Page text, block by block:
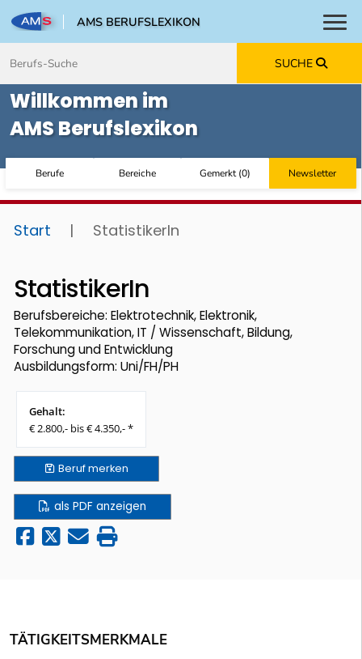
AMS BERUFSLEXIKON
SUCHE
Willkommen im
AMS Berufslexikon
Berufe Bereiche Gemerkt(0) Newsletter
Start | StatistikerIn
StatistikerIn
Berufsbereiche: Elektrotechnik, Elektronik,
Telekommunikation, IT / Wissenschaft, Bildung,
Forschung und Entwicklung
Ausbildungsform: Uni/FH/PH
Gehalt:
€ 2.800,- bis € 4.350,- *
Berufmerken
als PDF anzeigen
TÄTIGKEITSMERKMALE